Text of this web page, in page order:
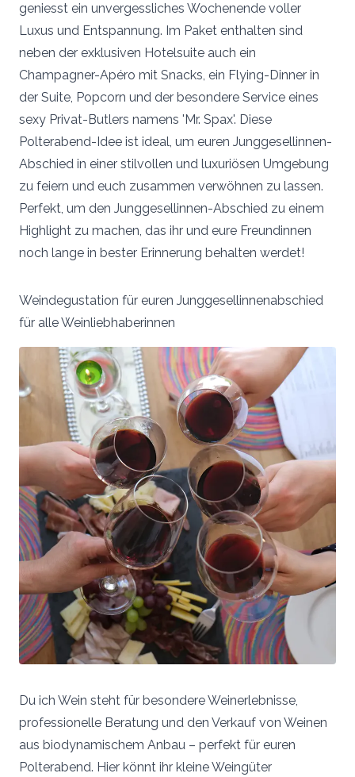
geniesst ein unvergessliches Wochenende voller
Luxus und Entspannung. Im Paket enthalten sind
neben der exklusiven Hotelsuite auch ein
Champagner-Apéro mit Snacks, ein Flying-Dinner in
der Suite, Popcorn und der besondere Service eines
sexy Privat-Butlers namens 'Mr. Spax'. Diese
Polterabend-Idee ist ideal, um euren Junggesellinnen-
Abschied in einer stilvollen und luxuriösen Umgebung
zu feiern und euch zusammen verwöhnen zu lassen.
Perfekt, um den Junggesellinnen-Abschied zu einem
Highlight zu machen, das ihr und eure Freundinnen
noch lange in bester Erinnerung behalten werdet!
Weindegustation für euren Junggesellinnenabschied
für alle Weinliebhaberinnen
Du ich Wein steht für besondere Weinerlebnisse,
professionelle Beratung und den Verkauf von Weinen
aus biodynamischem Anbau – perfekt für euren
Polterabend. Hier könnt ihr kleine Weingüter